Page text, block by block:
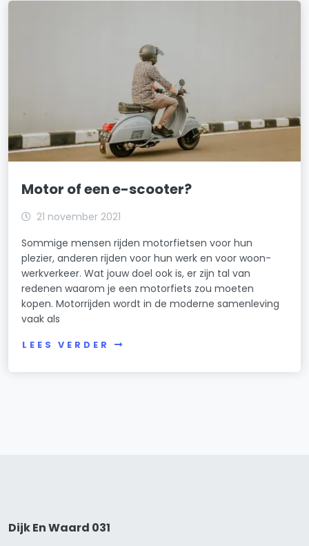
Motor of een e-scooter?
21 november 2021
Sommige mensen rijden motorfietsen voor hun
plezier, anderen rijden voor hun werk en voor woon-
werkverkeer. Wat jouw doel ook is, er zijn tal van
redenen waarom je een motorfiets zou moeten
kopen. Motorrijden wordt in de moderne samenleving
vaak als
LEES VERDER
Dijk En Waard 031